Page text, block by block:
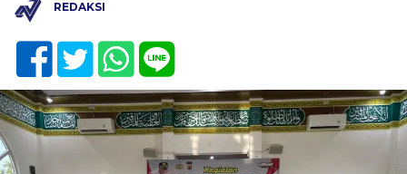
REDAKSI